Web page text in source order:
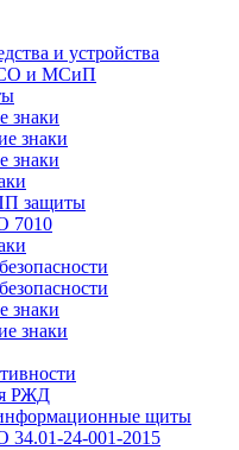
и устройства
и МСиП
знаки
знаки
знаки
защиты
7010
знаки
знаки
РЖД
щиты
24-001-2015